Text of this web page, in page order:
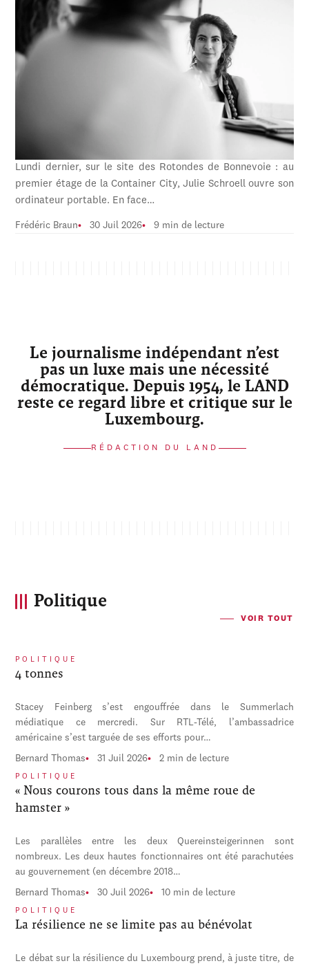
Lundi dernier, sur le site des Rotondes de Bonnevoie : au
premier étage de la Container City, Julie Schroell ouvre son
ordinateur portable. En face…
Frédéric Braun 30 Juil 2026 9 min de lecture
Le journalisme indépendant n’est
pas un luxe mais une nécessité
démocratique. Depuis 1954, le LAND
reste ce regard libre et critique sur le
Luxembourg.
RÉDACTION DU LAND
Politique
VOIR TOUT
POLITIQUE
4 tonnes
Stacey Feinberg s’est engouffrée dans le Summerlach
médiatique ce mercredi. Sur RTL-Télé, l’ambassadrice
américaine s’est targuée de ses efforts pour…
Bernard Thomas 31 Juil 2026 2 min de lecture
POLITIQUE
« Nous courons tous dans la même roue de
hamster »
Les parallèles entre les deux Quereinsteigerinnen sont
nombreux. Les deux hautes fonctionnaires ont été parachutées
au gouvernement (en décembre 2018…
Bernard Thomas 30 Juil 2026 10 min de lecture
POLITIQUE
La résilience ne se limite pas au bénévolat
Le débat sur la résilience du Luxembourg prend, à juste titre, de